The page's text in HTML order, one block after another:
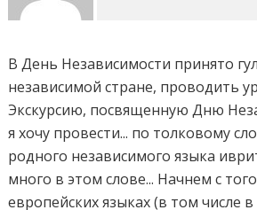
В День Независимости принято
независимой стране, проводить
Экскурсию, посвященную Дню
я хочу провести... по толковому
родного независимого языка
много в этом слове... Начнем с
европейских языках (в том числе в